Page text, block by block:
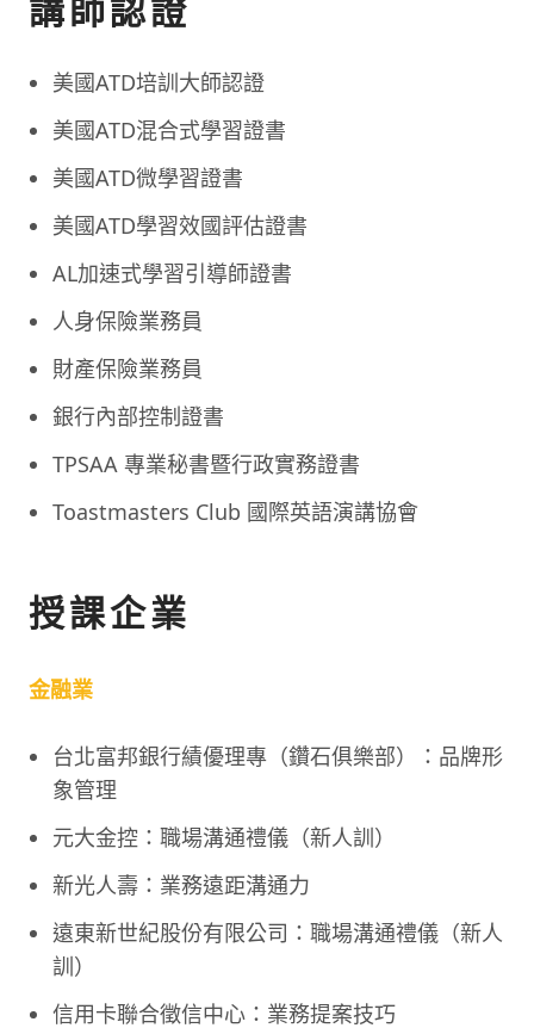
講師認證
美國ATD培訓大師認證
美國ATD混合式學習證書
美國ATD微學習證書
美國ATD學習效國評估證書
AL加速式學習引導師證書
人身保險業務員
財產保險業務員
銀行內部控制證書
TPSAA 專業秘書暨行政實務證書
Toastmasters Club 國際英語演講協會
授課企業
金融業
台北富邦銀行績優理專（鑽石俱樂部）：品牌形
象管理
元大金控：職場溝通禮儀（新人訓）
新光人壽：業務遠距溝通力
遠東新世紀股份有限公司：職場溝通禮儀（新人
訓）
信用卡聯合徵信中心：業務提案技巧